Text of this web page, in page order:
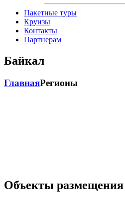
Пакетные туры
Круизы
Контакты
Партнерам
Байкал
ГлавнаяРегионы
Объекты